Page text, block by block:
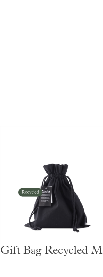
Gift Bag Recycled M